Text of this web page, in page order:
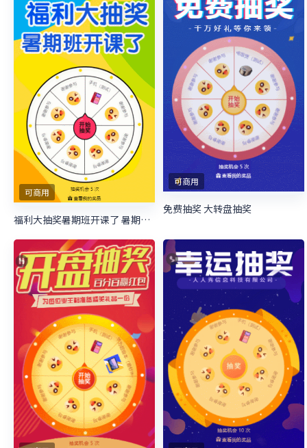
可商用
福利大抽奖暑期班开课了 暑期培训抽奖活动
可商用
免费抽奖 大转盘抽奖